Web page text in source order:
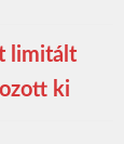
limitált
ki